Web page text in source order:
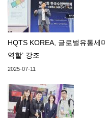
HQTS KOREA, 글로벌유통세
역할’ 강조
2025-07-11